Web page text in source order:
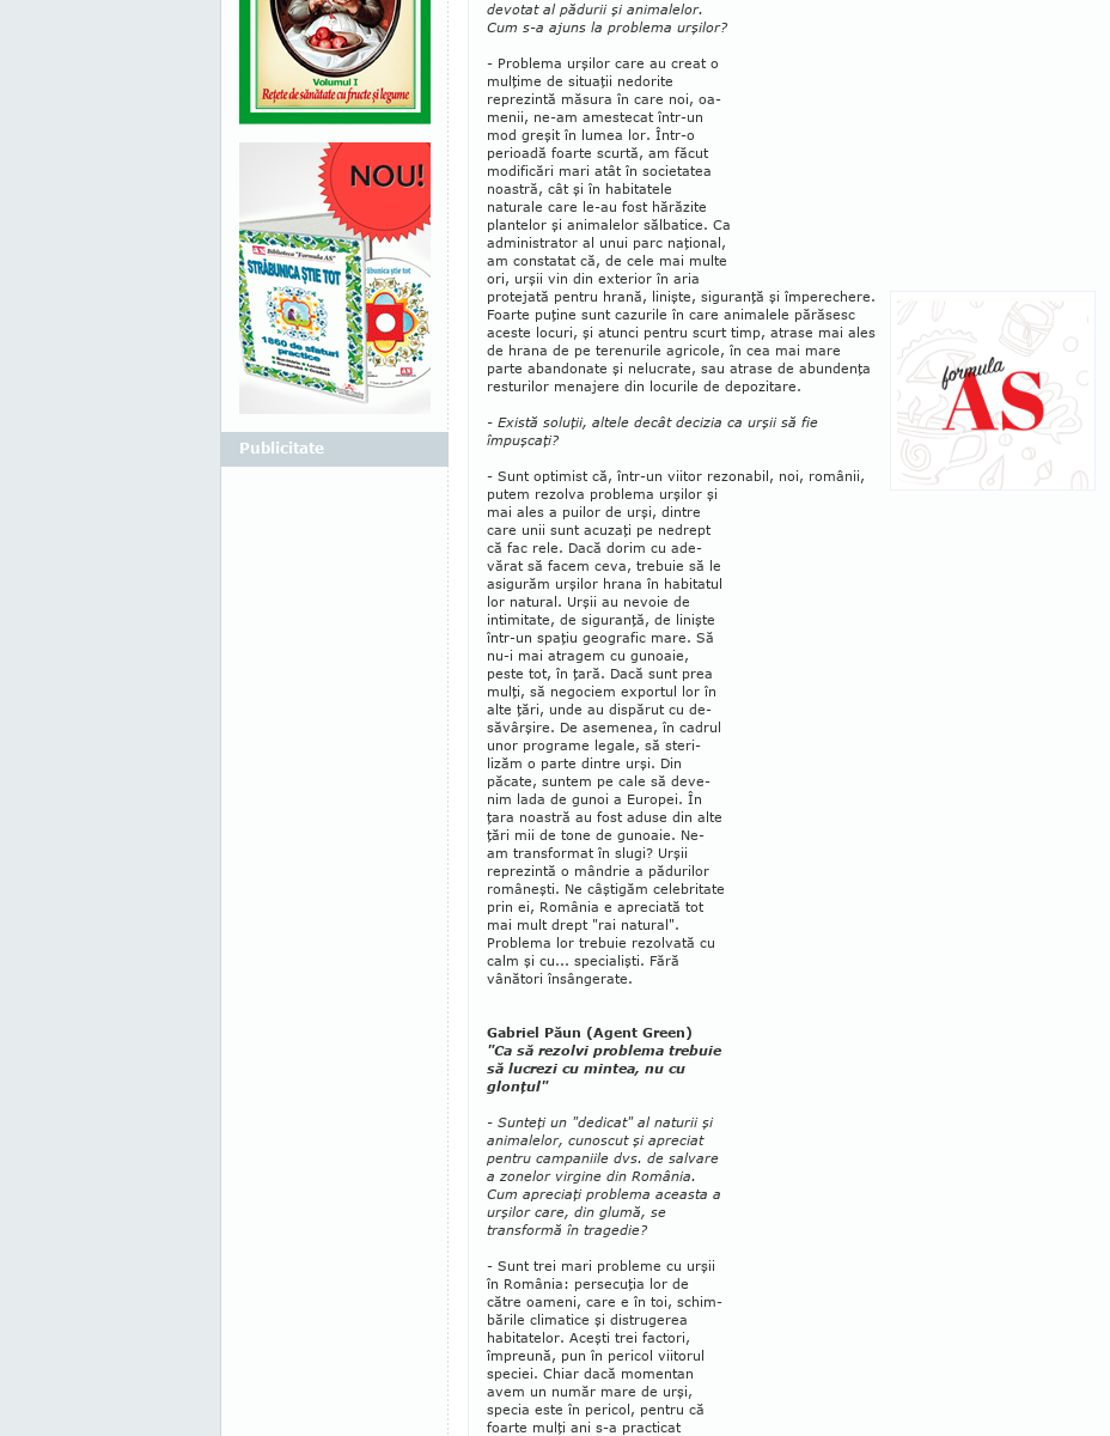
devotat al pădurii şi animalelor.
Cum s-a ajuns la problema urşilor?
- Problema urşilor care au creat o
mulţime de situaţii nedorite
reprezintă măsura în care noi, oa­
menii, ne-am amestecat într-un
mod greşit în lumea lor. Într-o
perioadă foarte scurtă, am făcut
modi­ficări mari atât în societatea
noastră, cât şi în ha­bitatele
naturale care le-au fost hărăzite
plantelor şi animalelor sălba­tice. Ca
adminis­tra­tor al unui parc na­ţional,
am constatat că, de cele mai multe
ori, urşii vin din ex­terior în aria
pro­te­jată pentru hrană, li­nişte, siguranţă şi îm­perechere.
Foarte puţine sunt cazurile în care animalele pă­răsesc
aceste lo­curi, şi atunci pentru scurt timp, atrase mai ales
de hrana de pe tere­nurile agri­co­le, în cea mai mare
parte abandonate şi nelu­crate, sau atrase de abundenţa
resturilor mena­jere din locurile de depozitare.
- Există soluţii, altele decât decizia ca urşii să fie
împuşcaţi?
- Sunt optimist că, într-un viitor rezonabil, noi, românii,
putem rezolva problema urşilor şi
mai ales a puilor de urşi, dintre
care unii sunt acu­zaţi pe nedrept
că fac rele. Dacă dorim cu ade­
vărat să facem ceva, tre­buie să le
asigurăm ur­şilor hrana în habitatul
lor natural. Urşii au ne­voie de
intimitate, de sigu­ran­ţă, de linişte
într-un spaţiu geografic mare. Să
nu-i mai atra­gem cu gunoaie,
peste tot, în ţară. Dacă sunt prea
mulţi, să negociem ex­portul lor în
alte ţări, unde au dispărut cu de­
săvârşire. De asemenea, în cadrul
unor programe legale, să steri­
lizăm o parte dintre urşi. Din
păcate, sun­­tem pe cale să deve­
nim lada de gunoi a Euro­pei. În
ţara noastră au fost aduse din alte
ţări mii de tone de gunoaie. Ne-
am trans­for­mat în slugi? Urşii
repre­zintă o mândrie a pădurilor
româneşti. Ne câştigăm ce­lebritate
prin ei, România e apreciată tot
mai mult drept "rai natu­ral".
Proble­ma lor trebuie rezolvată cu
calm şi cu... specialişti. Fără
vânători însângerate.
Gabriel Păun (Agent Green)
"Ca să rezolvi problema trebuie
să lucrezi cu mintea, nu cu
glonţul"
- Sunteţi un "dedicat" al naturii şi
animalelor, cunoscut şi apreciat
pentru campaniile dvs. de salvare
a zonelor virgine din România.
Cum apre­ciaţi problema aceasta a
urşilor care, din glumă, se
transformă în tragedie?
- Sunt trei mari probleme cu urşii
în România: persecuţia lor de
către oameni, care e în toi, schim­
bările climatice şi distrugerea
habitatelor. Aceşti trei factori,
împreună, pun în pericol viitorul
spe­ciei. Chiar dacă momentan
avem un număr mare de urşi,
specia este în pericol, pentru că
foarte mulţi ani s-a practicat
Publicitate